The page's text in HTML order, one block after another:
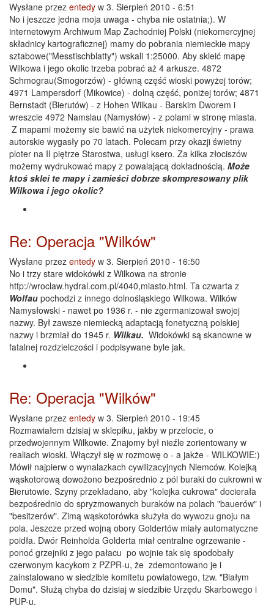
Wysłane przez entedy w 3. Sierpień 2010 - 6:51
No i jeszcze jedna moja uwaga - chyba nie ostatnia;). W
internetowym Archiwum Map Zachodniej Polski (niekomercyjnej
składnicy kartograficznej) mamy do pobrania niemieckie mapy
sztabowe("Messtischblatty") wskali 1:25000. Aby skleić mapę
Wilkowa i jego okolic trzeba pobrać aż 4 arkusze. 4872
Schmograu(Smogorzów) - główną część wioski powyżej torów;
4971 Lampersdorf (Mikowice) - dolną część, poniżej torów; 4871
Bernstadt (Bierutów) - z Hohen Wilkau - Barskim Dworem i
wreszcie 4972 Namslau (Namysłów) - z polami w stronę miasta.
Z mapami możemy sie bawić na użytek niekomercyjny - prawa
autorskie wygasły po 70 latach. Polecam przy okazji świetny
ploter na II piętrze Starostwa, usługi ksero. Za kilka złociszów
możemy wydrukować mapy z powalającą dokładnością. Może
ktoś sklei te mapy i zamieści dobrze skompresowany plik
Wilkowa i jego okolic?
Re: Operacja "Wilków"
Wysłane przez entedy w 3. Sierpień 2010 - 16:50
No i trzy stare widokówki z Wilkowa na stronie
http://wroclaw.hydral.com.pl/4040,miasto.html. Ta czwarta z
Wolfau pochodzi z innego dolnośląskiego Wilkowa. Wilków
Namysłowski - nawet po 1936 r. - nie zgermanizował swojej
nazwy. Był zawsze niemiecką adaptacją fonetyczną polskiej
nazwy i brzmiał do 1945 r. Wilkau. Widokówki są skanowne w
fatalnej rozdzielczości i podpisywane byle jak.
Re: Operacja "Wilków"
Wysłane przez entedy w 3. Sierpień 2010 - 19:45
Rozmawiałem dzisiaj w sklepiku, jakby w przelocie, o
przedwojennym Wilkowie. Znajomy był nieźle zorientowany w
realiach wioski. Włączył się w rozmowę o - a jakże - WILKOWIE:)
Mówił najpierw o wynalazkach cywilizacyjnych Niemców. Kolejką
wąskotorową dowożono bezpośrednio z pól buraki do cukrowni w
Bierutowie. Szyny przekładano, aby "kolejka cukrowa" docierała
bezpośrednio do spryzmowanych buraków na polach "bauerów" i
"besitzerów". Zimą wąskotorówka służyła do wywozu gnoju na
pola. Jeszcze przed wojną obory Goldertów miały automatyczne
poidła. Dwór Reinholda Golderta miał centralne ogrzewanie -
ponoć grzejniki z jego pałacu po wojnie tak się spodobały
czerwonym kacykom z PZPR-u, że zdemontowano je i
zainstalowano w siedzibie komitetu powiatowego, tzw. "Białym
Domu". Służą chyba do dzisiaj w siedzibie Urzędu Skarbowego i
PUP-u.